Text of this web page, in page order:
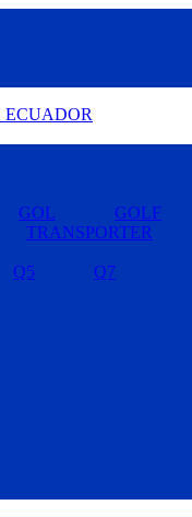
GOL GOLF
TRANSPORTER
Q5 Q7